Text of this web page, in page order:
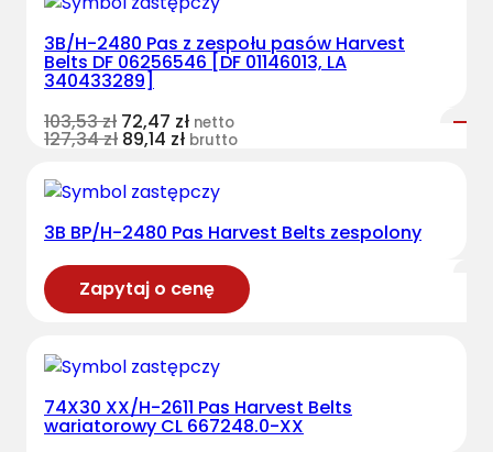
3B/H-2480 Pas z zespołu pasów Harvest
Belts DF 06256546 [DF 01146013, LA
340433289]
103,53zł 72,47 zł netto
127,34zł 89,14 zł brutto
3B BP/H-2480 Pas Harvest Belts zespolony
Zapytaj o cenę
74X30 XX/H-2611 Pas Harvest Belts
wariatorowy CL 667248.0-XX